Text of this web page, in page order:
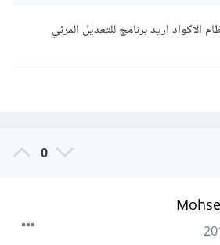
الاكواد اريد برنامج للتعديل المرئي
0